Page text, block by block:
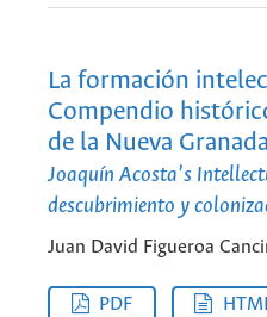
La formación
Compendio
de la Nueva
Joaquín Acosta’s
descubrimiento y
Juan David Figueroa
PDF